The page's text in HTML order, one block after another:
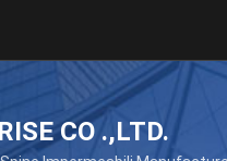
CO .,LTD.